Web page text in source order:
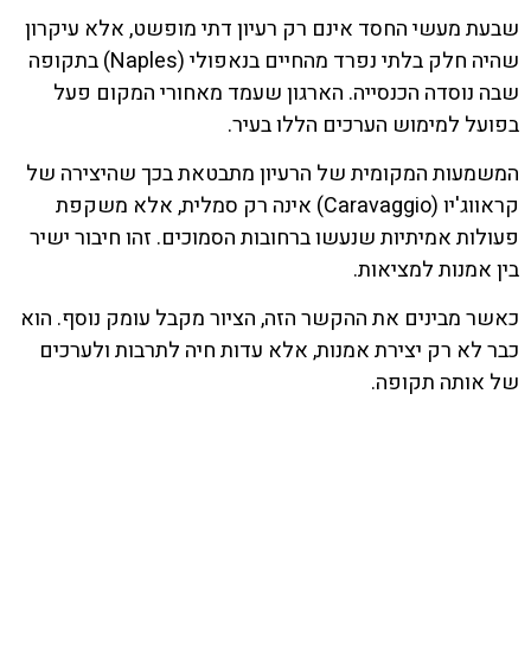
שבעת מעשי החסד אינם רק רעיון דתי מופשט, אלא עיקרון
שהיה חלק בלתי נפרד מהחיים בנאפולי (Naples) בתקופה
שבה נוסדה הכנסייה. הארגון שעמד מאחורי המקום פעל
בפועל למימוש הערכים הללו בעיר.
המשמעות המקומית של הרעיון מתבטאת בכך שהיצירה של
קראווג'יו (Caravaggio) אינה רק סמלית, אלא משקפת
פעולות אמיתיות שנעשו ברחובות הסמוכים. זהו חיבור ישיר
בין אמנות למציאות.
כאשר מבינים את ההקשר הזה, הציור מקבל עומק נוסף. הוא
כבר לא רק יצירת אמנות, אלא עדות חיה לתרבות ולערכים
של אותה תקופה.